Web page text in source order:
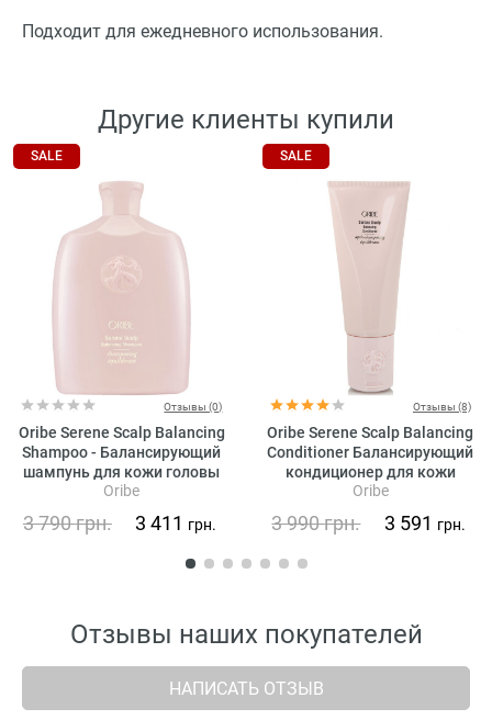
Подходит для ежедневного использования.
Другие клиенты купили
SALE
Отзывы (0)
Oribe Serene Scalp Balancing
Shampoo - Балансирующий
шампунь для кожи головы
«Истинная гармония»
Oribe
3 790грн. 3 411 грн.
SALE
Отзывы (8)
Oribe Serene Scalp Balancing
Conditioner Балансирующий
кондиционер для кожи
головы «Истинная
Oribe
3 990грн. 3 591 грн.
Отзывы наших покупателей
НАПИСАТЬ ОТЗЫВ